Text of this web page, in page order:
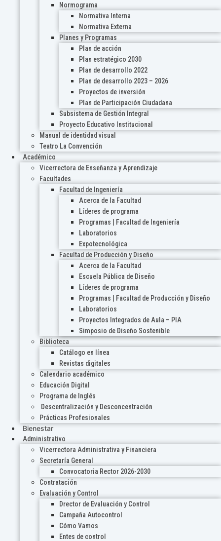
Normograma
Normativa Interna
Normativa Externa
Planes y Programas
Plan de acción
Plan estratégico 2030
Plan de desarrollo 2022
Plan de desarrollo 2023 – 2026
Proyectos de inversión
Plan de Participación Ciudadana
Subsistema de Gestión Integral
Proyecto Educativo Institucional
Manual de identidad visual
Teatro La Convención
Académico
Vicerrectora de Enseñanza y Aprendizaje
Facultades
Facultad de Ingeniería
Acerca de la Facultad
Líderes de programa
Programas | Facultad de Ingeniería
Laboratorios
Expotecnológica
Facultad de Producción y Diseño
Acerca de la Facultad
Escuela Pública de Diseño
Líderes de programa
Programas | Facultad de Producción y Diseño
Laboratorios
Proyectos Integrados de Aula – PIA
Simposio de Diseño Sostenible
Biblioteca
Catálogo en línea
Revistas digitales
Calendario académico
Educación Digital
Programa de Inglés
Descentralización y Desconcentración
Prácticas Profesionales
Bienestar
Administrativo
Vicerrectora Administrativa y Financiera
Secretaría General
Convocatoria Rector 2026-2030
Contratación
Evaluación y Control
Drector de Evaluación y Control
Campaña Autocontrol
Cómo Vamos
Entes de control